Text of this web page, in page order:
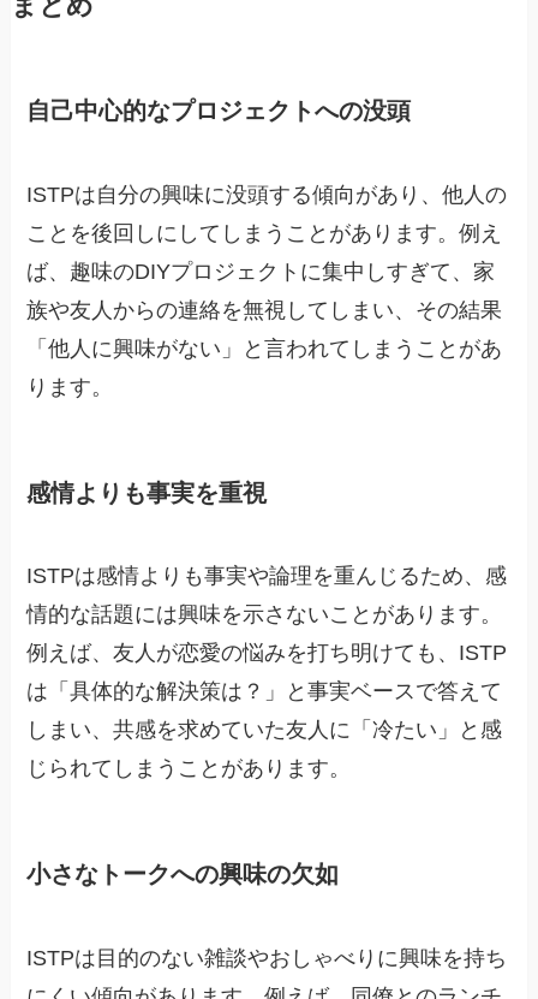
まとめ
自己中心的なプロジェクトへの没頭
ISTPは自分の興味に没頭する傾向があり、他人の
ことを後回しにしてしまうことがあります。例え
ば、趣味のDIYプロジェクトに集中しすぎて、家
族や友人からの連絡を無視してしまい、その結果
「他人に興味がない」と言われてしまうことがあ
ります。
感情よりも事実を重視
ISTPは感情よりも事実や論理を重んじるため、感
情的な話題には興味を示さないことがあります。
例えば、友人が恋愛の悩みを打ち明けても、ISTP
は「具体的な解決策は？」と事実ベースで答えて
しまい、共感を求めていた友人に「冷たい」と感
じられてしまうことがあります。
小さなトークへの興味の欠如
ISTPは目的のない雑談やおしゃべりに興味を持ち